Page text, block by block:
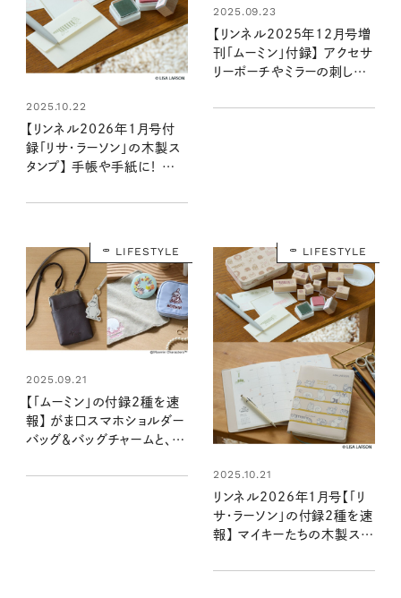
2025.10.22
【リンネル2026年1月号付
録「リサ・ラーソン」の木製ス
タンプ】 手帳や手紙に！ 使い
♡（11/19発売リンネル
2025.09.23
【リンネル2025年12月号増
刊「ムーミン」付録】 アクセサ
リーポーチやミラーの刺しゅう
点セット：リンネル2025年
LIFESTYLE
2025.09.21
【「ムーミン」の付録2種を速
報】 がま口スマホショルダー
バッグ＆バッグチャームと、豪
いい！（10/20発売リンネル
LIFESTYLE
2025.10.21
リンネル2026年1月号【「リ
サ・ラーソン」の付録2種を速
報】 マイキーたちの木製スタ
（11/19発売リンネル2026